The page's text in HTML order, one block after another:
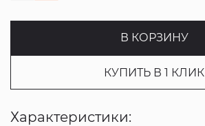
В КОРЗИНУ
КУПИТЬ В 1 КЛИК
Характеристики: